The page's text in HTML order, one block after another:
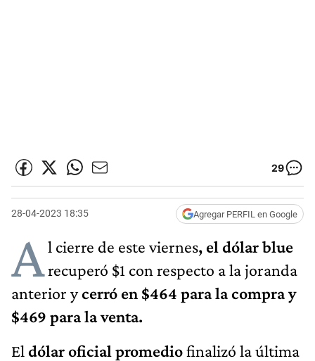
29
28-04-2023 18:35 Agregar PERFIL en Google
Al cierre de este viernes, el dólar blue
recuperó $1 con respecto a la joranda
anterior ycerró en $464 para la compra y
$469 para la venta.
El dólar oficial promediofinalizó la última